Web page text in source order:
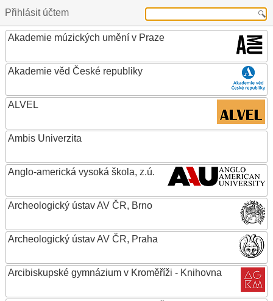
Přihlásit účtem
Akademie múzických umění v Praze
Akademie věd České republiky
ALVEL
Ambis Univerzita
Anglo-americká vysoká škola, z.ú.
Archeologický ústav AV ČR, Brno
Archeologický ústav AV ČR, Praha
Arcibiskupské gymnázium v Kroměříži - Knihovna